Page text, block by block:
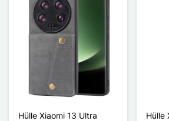
Hülle Xiaomi 13 Ultra
Hülle